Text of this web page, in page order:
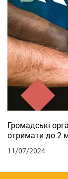
Громадські
отримати до 2
11/07/2024